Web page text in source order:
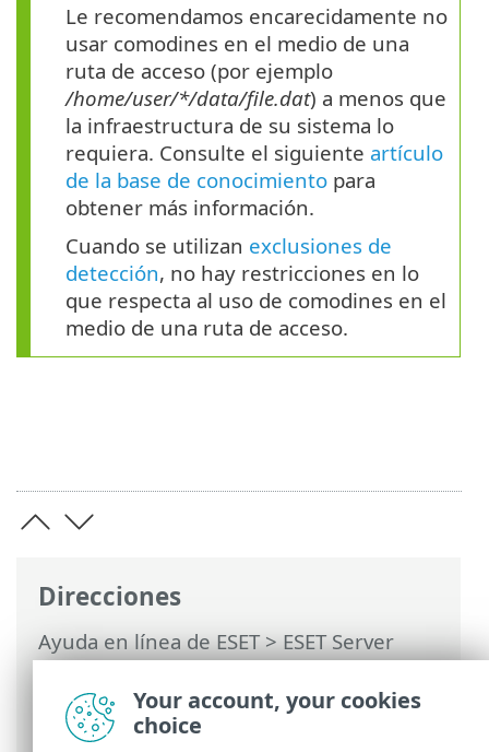
Direcciones
Ayuda en línea de ESET>ESET Server
Security for Linux>Configuración>
Protecciones> Protección del acceso a la
Web> Aplicaciones excluidas
Le recomendamos encarecidamente no
usar comodines en el medio de una
ruta de acceso (por ejemplo
/home/user/*/data/file.dat) a menos que
la infraestructura de su sistema lo
requiera. Consulte el siguiente artículo
de la base de conocimiento para
obtener más información.
Cuando se utilizan exclusiones de
detección, no hay restricciones en lo
que respecta al uso de comodines en el
medio de una ruta de acceso.
Your account, your cookies
choice